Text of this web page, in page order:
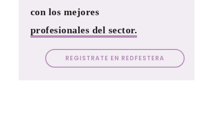
con los mejores
profesionales del sector.
REGISTRATE EN REDFESTERA